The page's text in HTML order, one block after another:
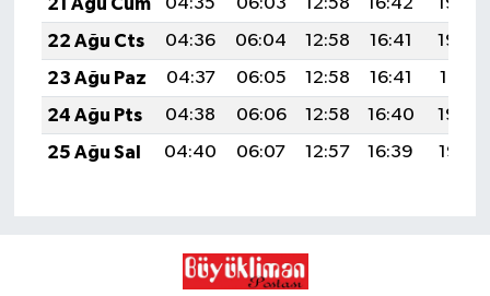
22 Ağu Cts
04:36 06:04 12:58 16:41
19:42
23 Ağu Paz
04:37 06:05 12:58 16:41
19:41
24 Ağu Pts
04:38 06:06 12:58 16:40
19:39
25 Ağu Sal
04:40 06:07 12:57 16:39 19:38